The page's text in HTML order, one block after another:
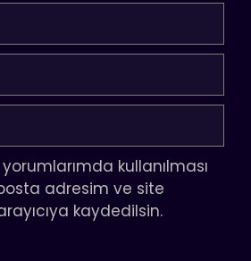
kullanılması
adresim ve site
kaydedilsin.